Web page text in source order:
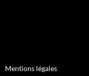
Mentions légales